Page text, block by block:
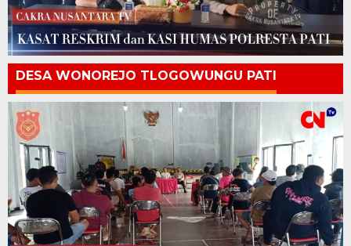
DESA WONOREJO TLOGOWUNGU PATI